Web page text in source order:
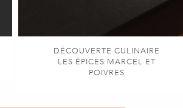
DÉCOUVERTE CULINAIRE
LES ÉPICES MARCEL ET
POIVRES